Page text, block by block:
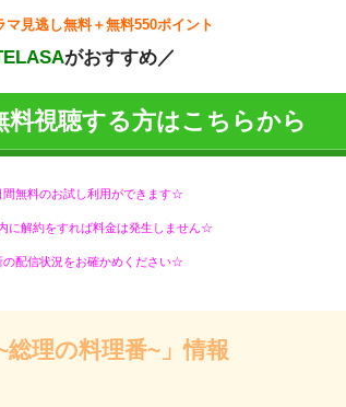
マ見逃し無料＋無料550ポイント
がおすすめ／
料視聴する方はこちらから
無料のお試し利用ができます☆
に解約をすれば料金は発生しません☆
配信状況をお確かめください☆
理の料理番~」情報